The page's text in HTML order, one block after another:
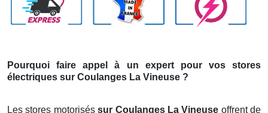
Pourquoi faire appel à un expert pour vos stores
électriques sur Coulanges La Vineuse ?
Les stores motoriséssur Coulanges La Vineuse offrent de